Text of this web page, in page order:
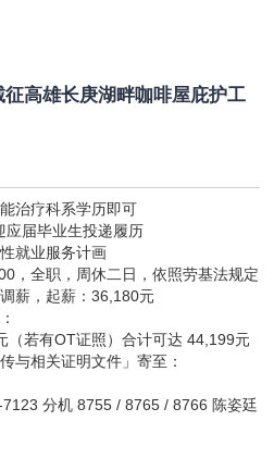
征高雄长庚湖畔咖啡屋庇护工
治疗科系学历即可
应届毕业生投递履历
就业服务计画
，全职，周休二日，依照劳基法规定
薪，起薪：36,180元
（若有OT证照）合计可达 44,199元
与相关证明文件」寄至：
分机 8755 / 8765 / 8766 陈姿廷